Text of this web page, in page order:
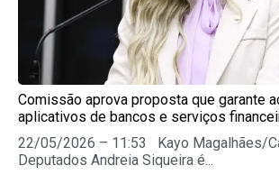
Comissão aprova proposta que garante
aplicativos de bancos e serviços
22/05/2026 – 11:53 Kayo Magalhães/
Deputados Andreia Siqueira é...